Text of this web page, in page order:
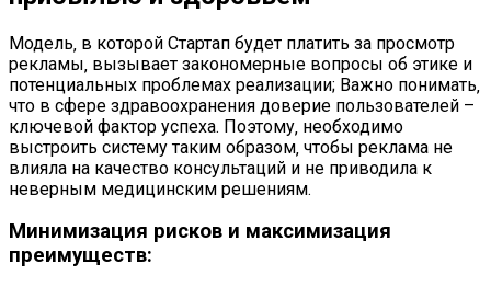
Модель‚ в которой Стартап будет платить за просмотр
рекламы‚ вызывает закономерные вопросы об этике и
потенциальных проблемах реализации; Важно понимать‚
что в сфере здравоохранения доверие пользователей –
ключевой фактор успеха. Поэтому‚ необходимо
выстроить систему таким образом‚ чтобы реклама не
влияла на качество консультаций и не приводила к
неверным медицинским решениям.
Минимизация рисков и максимизация
преимуществ: